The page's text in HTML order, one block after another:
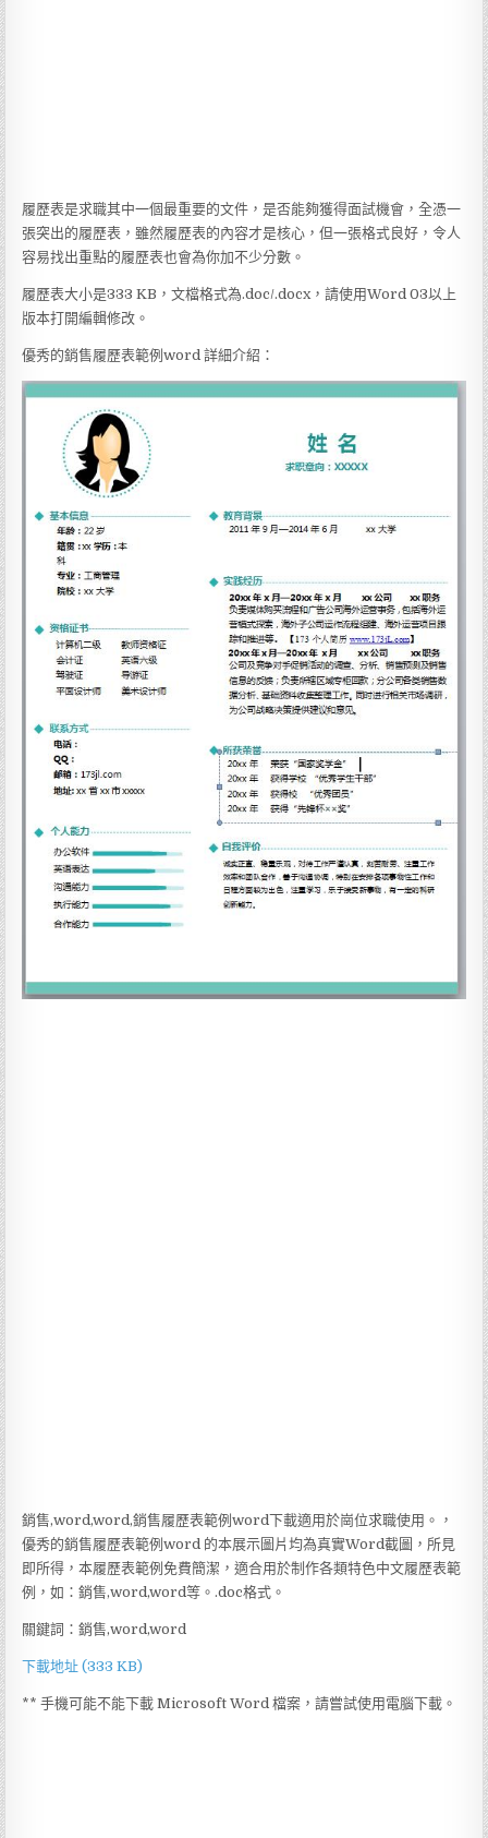
履歷表是求職其中一個最重要的文件，是否能夠獲得面試機會，全憑一
張突出的履歷表，雖然履歷表的內容才是核心，但一張格式良好，令人
容易找出重點的履歷表也會為你加不少分數。
履歷表大小是333 KB，文檔格式為.doc/.docx，請使用Word 03以上
版本打開編輯修改。
優秀的銷售履歷表範例word 詳細介紹：
銷售,word,word,銷售履歷表範例word下載適用於崗位求職使用。，
優秀的銷售履歷表範例word 的本展示圖片均為真實Word截圖，所見
即所得，本履歷表範例免費簡潔，適合用於制作各類特色中文履歷表範
例，如：銷售,word,word等。.doc格式。
關鍵詞：銷售,word,word
下載地址 (333 KB)
** 手機可能不能下載 Microsoft Word 檔案，請嘗試使用電腦下載。